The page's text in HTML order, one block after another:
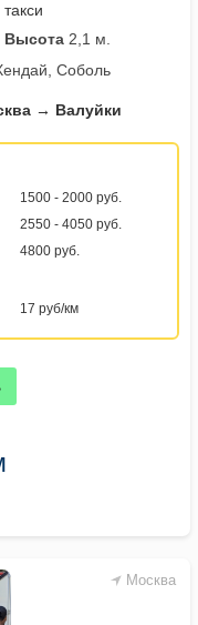
Высота2,1 м.
Соболь
→ Валуйки
1500 - 2000 руб.
2550 - 4050 руб.
4800 руб.
17 руб/км
Москва